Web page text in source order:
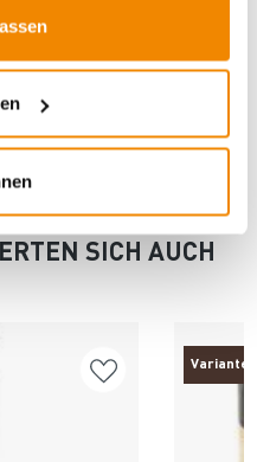
Kaminzubehör
SICH AUCH
Varianten